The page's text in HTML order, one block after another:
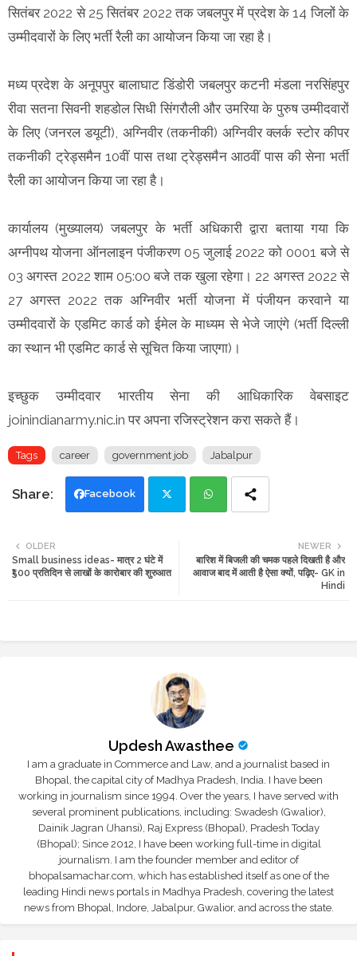
सितंबर 2022 से 25 सितंबर 2022 तक जबलपुर में प्रदेश के 14 जिलों के
उम्मीदवारों के लिए भर्ती रैली का आयोजन किया जा रहा है।
मध्य प्रदेश के अनूपपुर बालाघाट डिंडोरी जबलपुर कटनी मंडला नरसिंहपुर
रीवा सतना सिवनी शहडोल सिधी सिंगरौली और उमरिया के पुरुष उम्मीदवारों
के लिए (जनरल डयूटी), अग्निवीर (तकनीकी) अग्निवीर क्लर्क स्टोर कीपर
तकनीकी ट्रेड्समैन 10वीं पास तथा ट्रेड्समैन आठवीं पास की सेना भर्ती
रैली का आयोजन किया जा रहा है।
कार्यालय (मुख्यालय) जबलपुर के भर्ती अधिकारी द्वारा बताया गया कि
अग्नीपथ योजना ऑनलाइन पंजीकरण 05 जुलाई 2022 को 0001 बजे से
03 अगस्त 2022 शाम 05:00 बजे तक खुला रहेगा। 22 अगस्त 2022 से
27 अगस्त 2022 तक अग्निवीर भर्ती योजना में पंजीयन करवाने या
उम्मीदवारों के एडमिट कार्ड को ईमेल के माध्यम से भेजे जाएंगे (भर्ती दिल्ली
का स्थान भी एडमिट कार्ड से सूचित किया जाएगा)।
इच्छुक उम्मीदवार भारतीय सेना की आधिकारिक वेबसाइट
joinindianarmy.nic.in पर अपना रजिस्ट्रेशन करा सकते हैं।
Tags career government job Jabalpur
Facebook
tte ats
NEWER
बारिश में बिजली की चमक पहले दिखती है और
आवाज बाद में आती है ऐसा क्यों, पढ़िए- GK in
Hindi
OLDER
Small business ideas- मात्र 2 घंटे में
₹500 प्रतिदिन से लाखों के कारोबार की शुरुआत
Updesh Awasthee
I am a graduate in Commerce and Law, and a journalist based in
Bhopal, the capital city of Madhya Pradesh, India. I have been
working in journalism since 1994. Over the years, I have served with
several prominent publications, including: Swadesh (Gwalior),
Dainik Jagran (Jhansi), Raj Express (Bhopal), Pradesh Today
(Bhopal); Since 2012, I have been working full-time in digital
journalism. I am the founder member and editor of
bhopalsamachar.com, which has established itself as one of the
leading Hindi news portals in Madhya Pradesh, covering the latest
news from Bhopal, Indore, Jabalpur, Gwalior, and across the state.